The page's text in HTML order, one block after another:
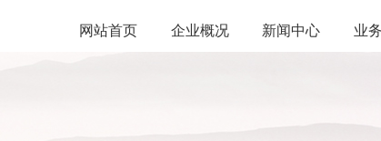
网站首页 企业概况 新闻中心 业